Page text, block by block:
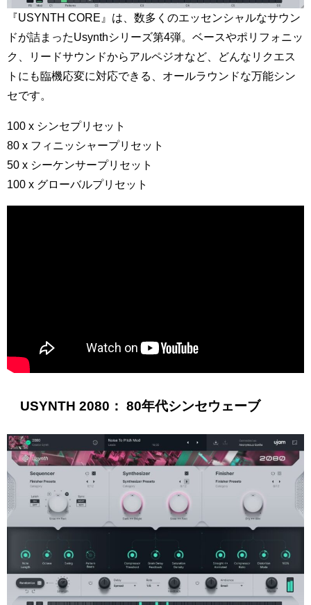
『USYNTH CORE』は、数多くのエッセンシャルなサウン
ドが詰まったUsynthシリーズ第4弾。ベースやポリフォニッ
ク、リードサウンドからアルペジオなど、どんなリクエス
トにも臨機応変に対応できる、オールラウンドな万能シン
セです。
100 x シンセプリセット
80 x フィニッシャープリセット
50 x シーケンサープリセット
100 x グローバルプリセット
USYNTH 2080： 80年代シンセウェーブ